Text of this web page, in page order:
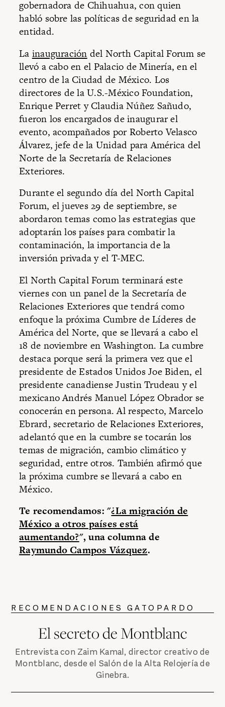
gobernadora de Chihuahua, con quien
habló sobre las políticas de seguridad en la
entidad.
La inauguración del North Capital Forum se
llevó a cabo en el Palacio de Minería, en el
centro de la Ciudad de México. Los
directores de la U.S.-México Foundation,
Enrique Perret y Claudia Núñez Sañudo,
fueron los encargados de inaugurar el
evento, acompañados por Roberto Velasco
Álvarez, jefe de la Unidad para América del
Norte de la Secretaría de Relaciones
Exteriores.
Durante el segundo día del North Capital
Forum, el jueves 29 de septiembre, se
abordaron temas como las estrategias que
adoptarán los países para combatir la
contaminación, la importancia de la
inversión privada y el T-MEC.
El North Capital Forum terminará este
viernes con un panel de la Secretaría de
Relaciones Exteriores que tendrá como
enfoque la próxima Cumbre de Líderes de
América del Norte, que se llevará a cabo el
18 de noviembre en Washington. La cumbre
destaca porque será la primera vez que el
presidente de Estados Unidos Joe Biden, el
presidente canadiense Justin Trudeau y el
mexicano Andrés Manuel López Obrador se
conocerán en persona. Al respecto, Marcelo
Ebrard, secretario de Relaciones Exteriores,
adelantó que en la cumbre se tocarán los
temas de migración, cambio climático y
seguridad, entre otros. También afirmó que
la próxima cumbre se llevará a cabo en
México.
Te recomendamos: "¿La migración de
México a otros países está
aumentando?", una columna de
Raymundo Campos Vázquez.
RECOMENDACIONES GATOPARDO
El secreto de Montblanc
Entrevista con Zaim Kamal, director creativo de
Montblanc, desde el Salón de la Alta Relojería de
Ginebra.